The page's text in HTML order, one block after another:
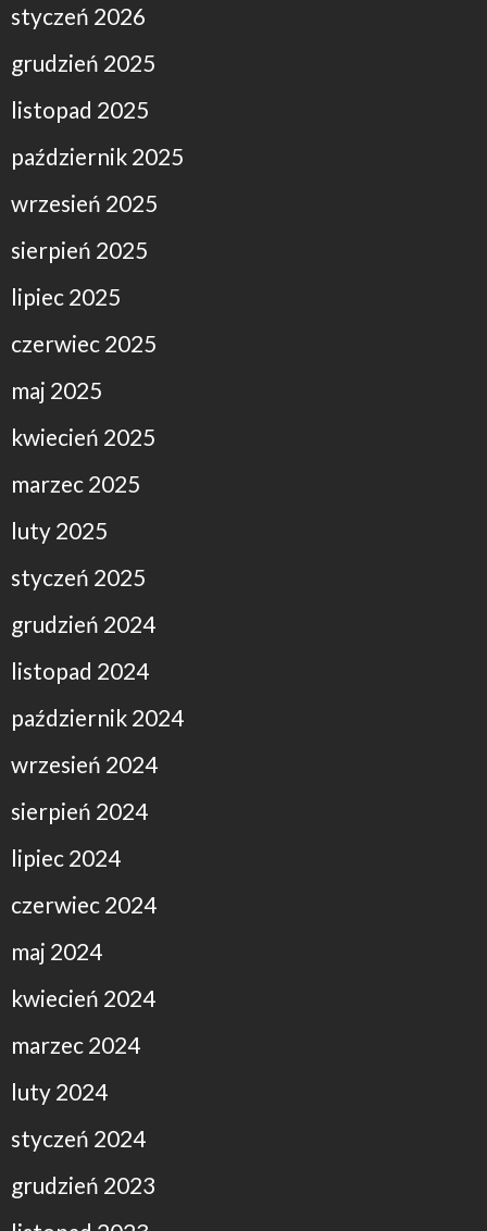
styczeń 2026
grudzień 2025
listopad 2025
październik 2025
wrzesień 2025
sierpień 2025
lipiec 2025
czerwiec 2025
maj 2025
kwiecień 2025
marzec 2025
luty 2025
styczeń 2025
grudzień 2024
listopad 2024
październik 2024
wrzesień 2024
sierpień 2024
lipiec 2024
czerwiec 2024
maj 2024
kwiecień 2024
marzec 2024
luty 2024
styczeń 2024
grudzień 2023